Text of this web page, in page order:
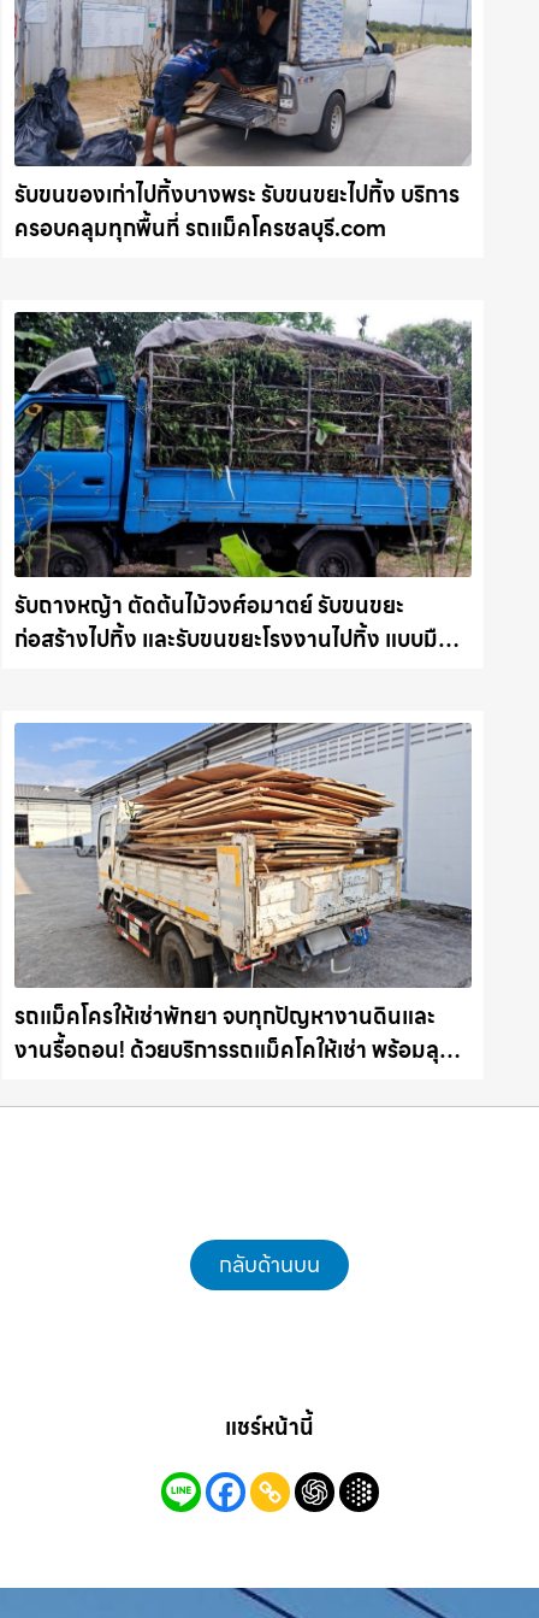
รับขนของเก่าไปทิ้งบางพระ รับขนขยะไปทิ้ง บริการ
ครอบคลุมทุกพื้นที่ รถแม็คโครชลบุรี.com
รับถางหญ้า ตัดต้นไม้วงศ์อมาตย์ รับขนขยะ
ก่อสร้างไปทิ้ง และรับขนขยะโรงงานไปทิ้ง แบบมือ
รถแม็คโครให้เช่าพัทยา จบทุกปัญหางานดินและ
งานรื้อถอน! ด้วยบริการรถแม็คโคให้เช่า พร้อมลุย
กลับด้านบน
แชร์หน้านี้